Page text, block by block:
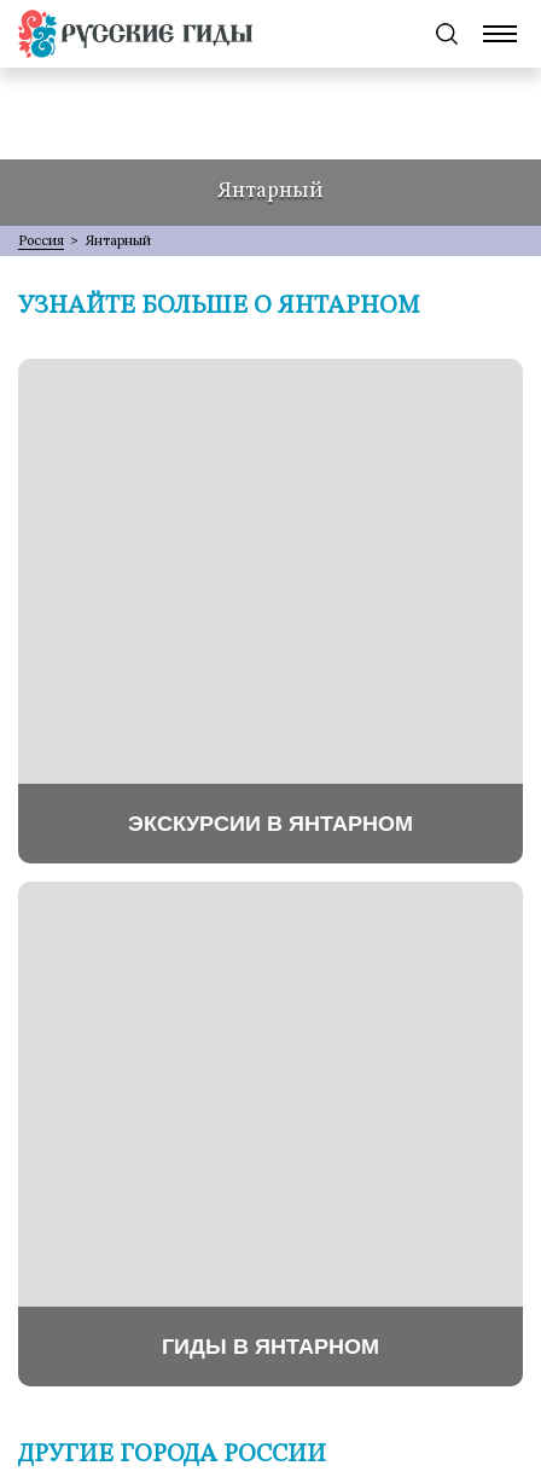
Янтарный
Россия > Янтарный
УЗНАЙТЕ БОЛЬШЕ О ЯНТАРНОМ
ЭКСКУРСИИ В ЯНТАРНОМ
ГИДЫ В ЯНТАРНОМ
ДРУГИЕ ГОРОДА РОССИИ